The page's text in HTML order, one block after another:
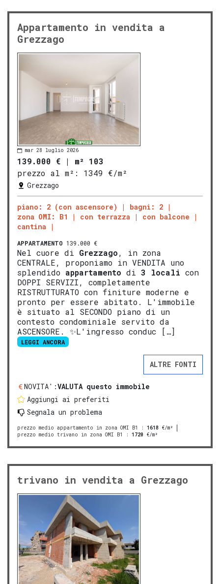
Appartamento in vendita a
Grezzago
mar 28 luglio 2026
139.000 € | m² 103
prezzo al m²:
1349 €/m²
Grezzago
piano: 2 (con ascensore)
bagni: 2
zona OMI: B1
con terrazza
con balcone
cantina
APPARTAMENTO 139.000 €
Nel cuore di Grezzago, in zona
CENTRALE, proponiamo in VENDITA uno
splendido appartamento di 3 locali con
DOPPI SERVIZI, completamente
RISTRUTTURATO con finiture moderne e
pronto per essere abitato. L'immobile
è situato al SECONDO piano di un
contesto condominiale servito da
ASCENSORE. ✨L'ingresso conduc […]
LEGGI ANCORA
ALTRE FONTI
NOVITA':VALUTA questo immobile
Aggiungi ai preferiti
Segnala un problema
prezzo medio appartamento in zona OMI B1 : 1618 €/m²
prezzo medio trivano in zona OMI B1
: 1720 €/m²
trivano in vendita a Grezzago